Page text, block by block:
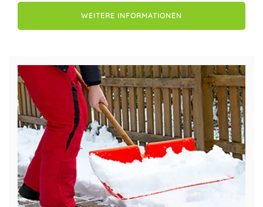
WEITERE INFORMATIONEN